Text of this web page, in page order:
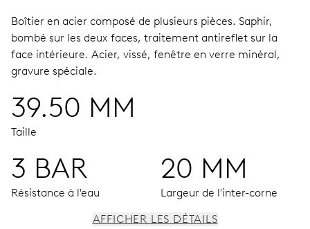
Boîtier en acier composé de plusieurs pièces. Saphir,
bombé sur les deux faces, traitement antireflet sur la
face intérieure. Acier, vissé, fenêtre en verre minéral,
gravure spéciale.
39.50 MM
Taille
3 BAR
Résistance à l'eau
20 MM
Largeur de l'inter-corne
AFFICHER LES DÉTAILS